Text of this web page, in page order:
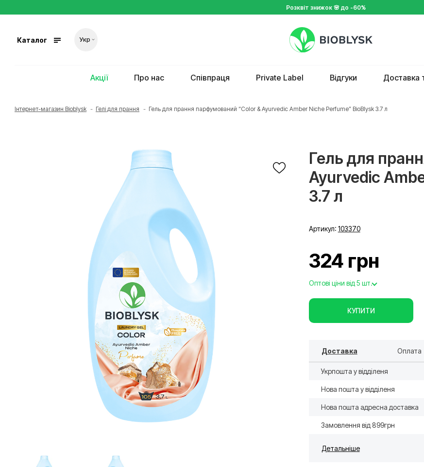
Розквіт знижок 🌸 до -60%
Каталог Укр
Про нас Співпраця Private Label Відгуки Доставка
Акції
Інтернет-магазин Bioblysk Гелі для прання Гель для прання парфумований “Color & Ayurvedic Amber Niche Perfume” BioBlysk 3.7 л
Гель для
Ayurvedic
3.7 л
Артикул: 103370
324 грн
Оптові ціни від 5 шт.
КУПИТИ
Доставка Оплата
Укрпошта у відділеня
Нова пошта у відділеня
Нова пошта адресна доставка
Замовлення від 899грн
Детальніше